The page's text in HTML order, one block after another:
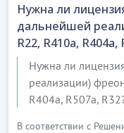
Нужна ли
дальнейшей
R22, R410a, R404a,
Нужна ли
реализации)
R404a, R507a,
В соответствии с